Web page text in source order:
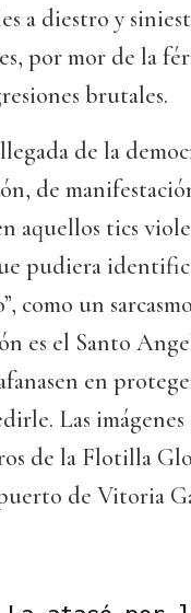
a diestro y
por mor de la
brutales.
de la
de
aquellos tics
pudiera
como un
es el Santo
en
Las
de la Flotilla
de Vitoria